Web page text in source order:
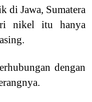
di Jawa, Sumatera
nikel itu hanya
dengan